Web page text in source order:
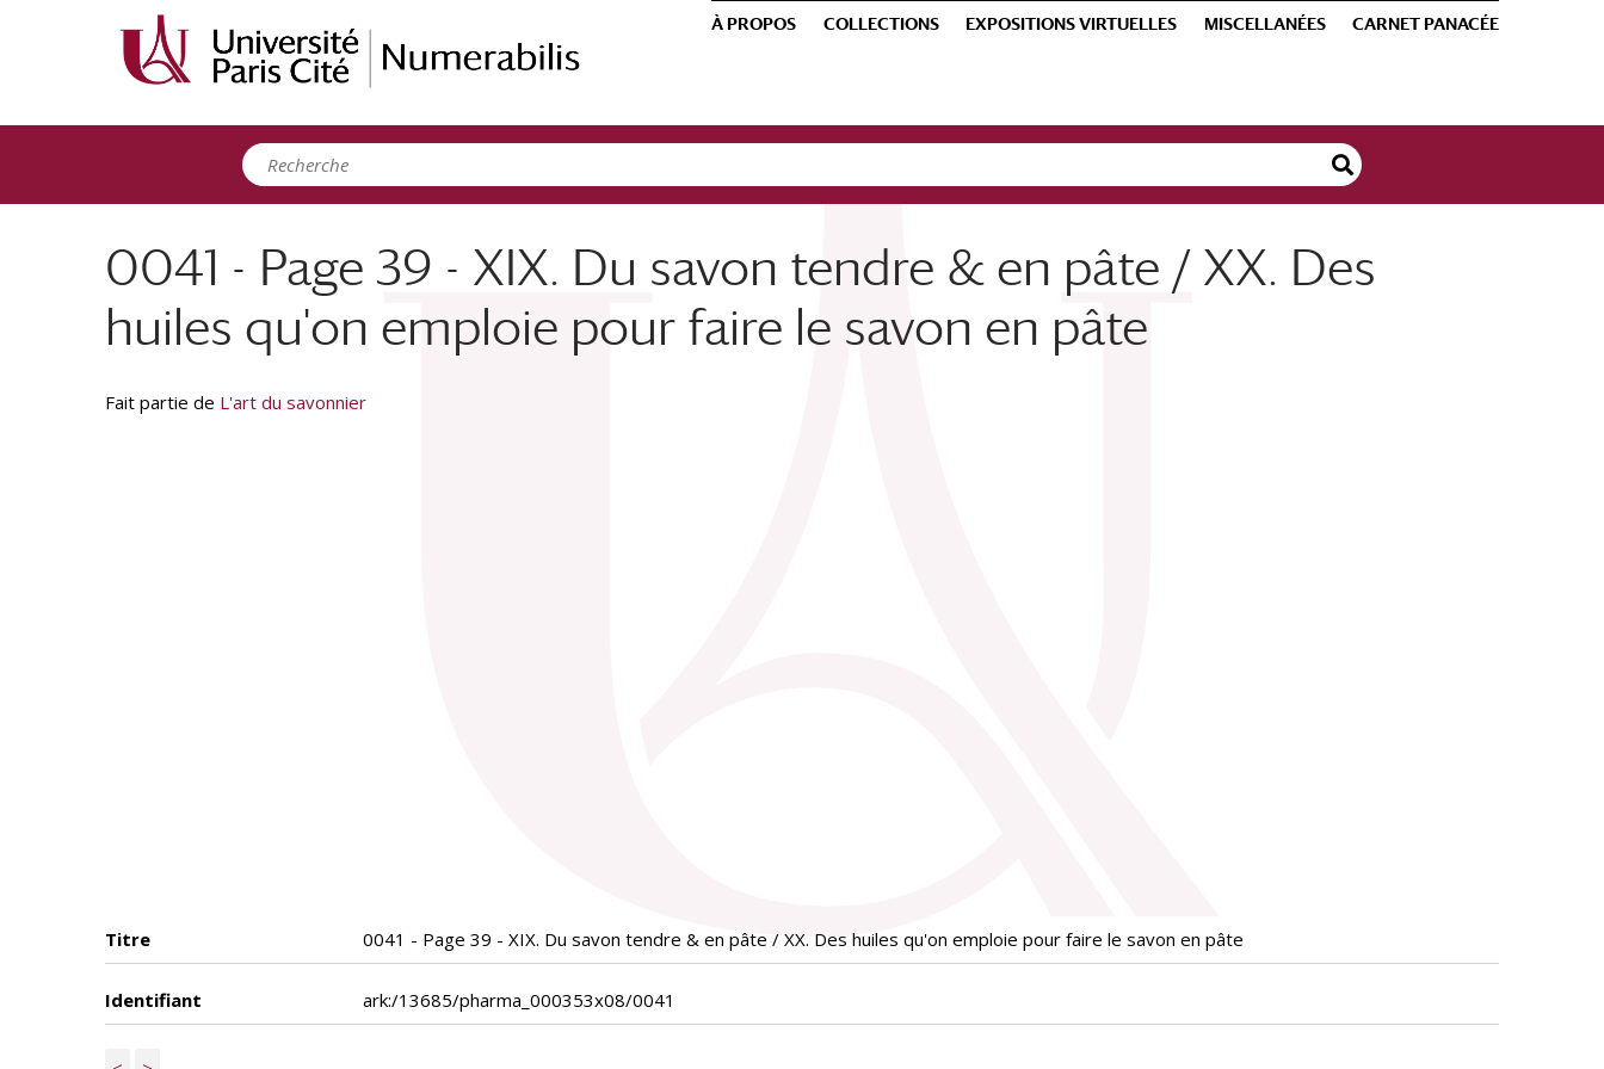
À PROPOS COLLECTIONS EXPOSITIONS VIRTUELLES MISCELLANÉES CARNET PANACÉE
0041 - Page 39 - XIX. Du savon tendre & en pâte / XX. Des
huiles qu'on emploie pour faire le savon en pâte
Fait partie de L'art du savonnier
Titre 0041 - Page 39 - XIX. Du savon tendre & en pâte / XX. Des huiles qu'on emploie pour faire le savon en pâte
Identifiant ark:/13685/pharma_000353x08/0041
Panneau de gestion des cookies